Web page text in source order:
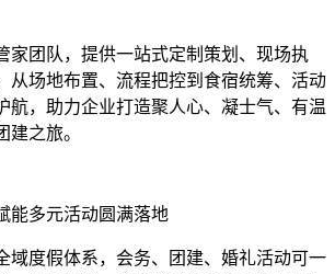
家团队，提供一站式定制策划、现场执
从场地布置、流程把控到食宿统筹、活动
航，助力企业打造聚人心、凝士气、有温
建之旅。
能多元活动圆满落地
域度假体系，会务、团建、婚礼活动可一